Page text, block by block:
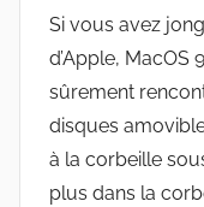
Apple
Si vous avez
d’Apple, MacOS
sûrement
disques
à la corbeille
plus dans la